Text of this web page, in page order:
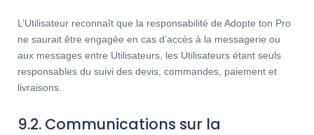
L’Utilisateur reconnaît que la responsabilité de Adopte ton Pro
ne saurait être engagée en cas d’accès à la messagerie ou
aux messages entre Utilisateurs, les Utilisateurs étant seuls
responsables du suivi des devis, commandes, paiement et
livraisons.
9.2. Communications sur la